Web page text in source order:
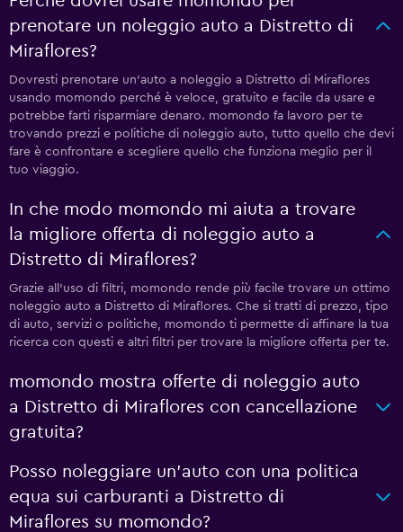
prenotare un noleggio auto a Distretto di
Miraflores?
Dovresti prenotare un'auto a noleggio a Distretto di Miraflores
usando momondo perché è veloce, gratuito e facile da usare e
potrebbe farti risparmiare denaro. momondo fa lavoro per te
trovando prezzi e politiche di noleggio auto, tutto quello che devi
fare è confrontare e scegliere quello che funziona meglio per il
tuo viaggio.
In che modo momondo mi aiuta a trovare
la migliore offerta di noleggio auto a
Distretto di Miraflores?
Grazie all'uso di filtri, momondo rende più facile trovare un ottimo
noleggio auto a Distretto di Miraflores. Che si tratti di prezzo, tipo
di auto, servizi o politiche, momondo ti permette di affinare la tua
ricerca con questi e altri filtri per trovare la migliore offerta per te.
momondo mostra offerte di noleggio auto
a Distretto di Miraflores con cancellazione
gratuita?
Posso noleggiare un'auto con una politica
equa sui carburanti a Distretto di
Miraflores su momondo?